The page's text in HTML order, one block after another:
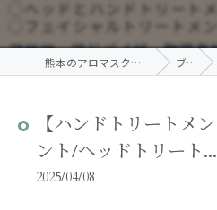
熊本のアロマスクールならAroma Terrace ブログ
【ハンドトリートメ
ント/ヘッドトリート...
2025/04/08